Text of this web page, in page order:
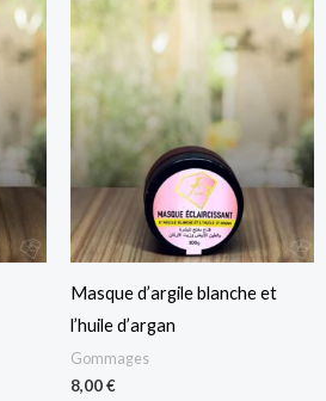
Masque d’argile blanche et
l’huile d’argan
Gommages
8,00€